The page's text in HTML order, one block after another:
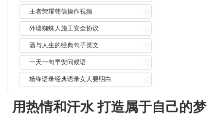
王者荣耀韩信操作视频
外墙蜘蛛人施工安全协议
酒与人生的经典句子英文
一天一句早安问候语
杨绛语录经典语录女人要明白
用热情和汗水 打造属于自己的梦